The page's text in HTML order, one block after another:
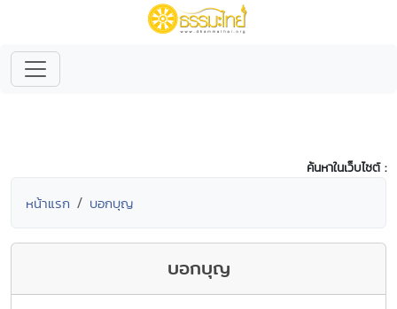
ค้นหาในเว็บไซต์ :
หน้าแรก บอกบุญ
บอกบุญ